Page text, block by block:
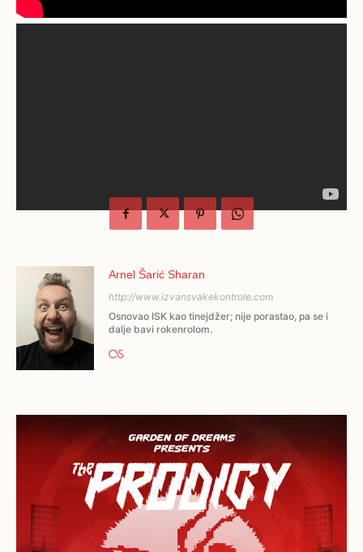
Arnel Šarić Sharan
http://www.izvansvakekontrole.com
Osnovao ISK kao tinejdžer; nije porastao, pa se i
dalje bavi rokenrolom.